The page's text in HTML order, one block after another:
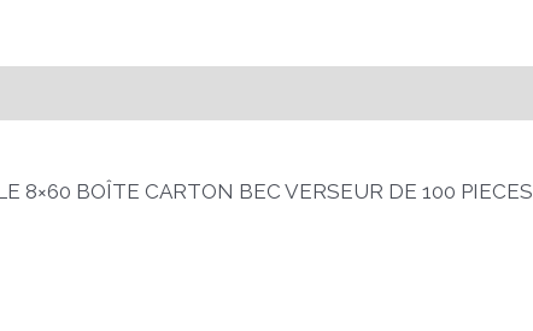
8×60 BOÎTE CARTON BEC VERSEUR DE 100 PIECES